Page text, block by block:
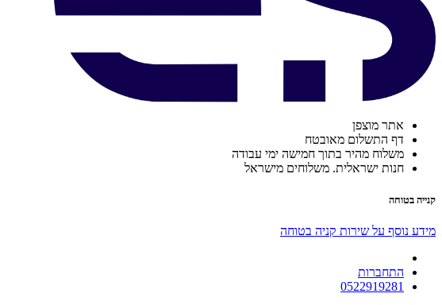
אתר מוצפן
דף התשלום מאובטח
משלוח מהיר בתוך חמישה ימי עבודה
חנות ישראלית. משלוחים מישראל
קנייה בטוחה
מידע נוסף על שירות קניה בטוחה
התחברות
0522919281